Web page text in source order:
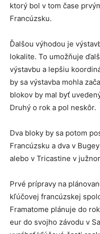
ktorý bol v tom čase
Francúzsku.
Ďalšou výhodou je
lokalite. To umožňuje
výstavbu a lepšiu
by sa výstavba mohla
blokov by mal byť
Druhý o rok a pol neskôr.
Dva bloky by sa potom
Francúzsku a dva v
alebo v Tricastine v
Prvé prípravy na
kľúčovej francúzskej
Framatome plánuje do
eur do svojho závodu v